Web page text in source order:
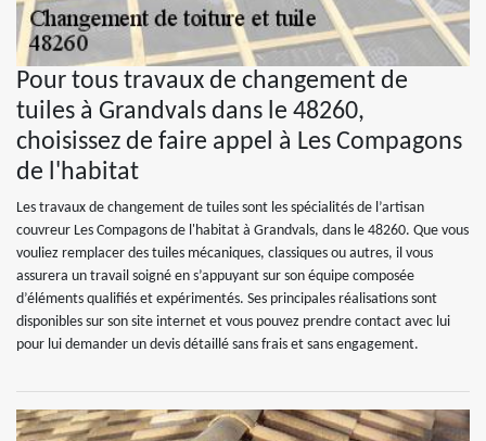
Pour tous travaux de changement de
tuiles à Grandvals dans le 48260,
choisissez de faire appel à Les Compagons
de l'habitat
Les travaux de changement de tuiles sont les spécialités de l’artisan
couvreur Les Compagons de l'habitat à Grandvals, dans le 48260. Que vous
vouliez remplacer des tuiles mécaniques, classiques ou autres, il vous
assurera un travail soigné en s’appuyant sur son équipe composée
d’éléments qualifiés et expérimentés. Ses principales réalisations sont
disponibles sur son site internet et vous pouvez prendre contact avec lui
pour lui demander un devis détaillé sans frais et sans engagement.